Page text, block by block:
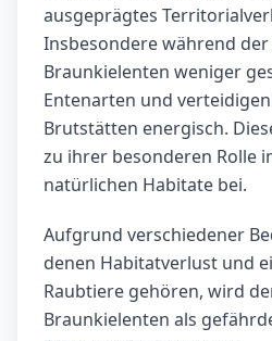
ausgeprägtes
Insbesondere während
Braunkielenten weniger
Entenarten und
Brutstätten energisch.
zu ihrer besonderen Rolle
natürlichen Habitate bei.
Aufgrund verschiedener
denen Habitatverlust und
Raubtiere gehören, wird
Braunkielenten als